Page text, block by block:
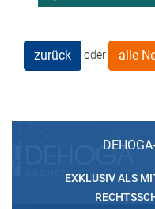
zurück oder alle
EXKLUSIV ALS